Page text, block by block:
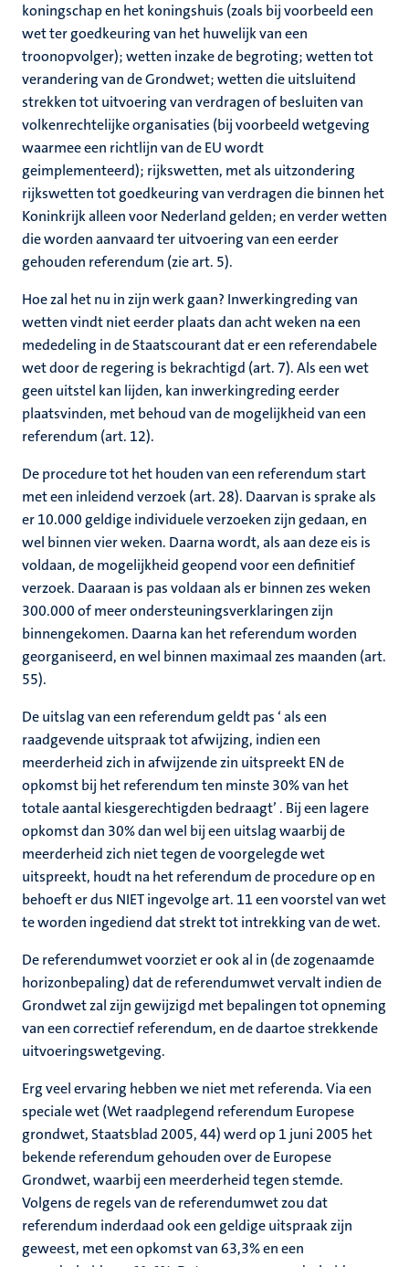
koningschap en het koningshuis (zoals bij voorbeeld een
wet ter goedkeuring van het huwelijk van een
troonopvolger); wetten inzake de begroting; wetten tot
verandering van de Grondwet; wetten die uitsluitend
strekken tot uitvoering van verdragen of besluiten van
volkenrechtelijke organisaties (bij voorbeeld wetgeving
waarmee een richtlijn van de EU wordt
geimplementeerd); rijkswetten, met als uitzondering
rijkswetten tot goedkeuring van verdragen die binnen het
Koninkrijk alleen voor Nederland gelden; en verder wetten
die worden aanvaard ter uitvoering van een eerder
gehouden referendum (zie art. 5).
Hoe zal het nu in zijn werk gaan? Inwerkingreding van
wetten vindt niet eerder plaats dan acht weken na een
mededeling in de Staatscourant dat er een referendabele
wet door de regering is bekrachtigd (art. 7). Als een wet
geen uitstel kan lijden, kan inwerkingreding eerder
plaatsvinden, met behoud van de mogelijkheid van een
referendum (art. 12).
De procedure tot het houden van een referendum start
met een inleidend verzoek (art. 28). Daarvan is sprake als
er 10.000 geldige individuele verzoeken zijn gedaan, en
wel binnen vier weken. Daarna wordt, als aan deze eis is
voldaan, de mogelijkheid geopend voor een definitief
verzoek. Daaraan is pas voldaan als er binnen zes weken
300.000 of meer ondersteuningsverklaringen zijn
binnengekomen. Daarna kan het referendum worden
georganiseerd, en wel binnen maximaal zes maanden (art.
55).
De uitslag van een referendum geldt pas ‘ als een
raadgevende uitspraak tot afwijzing, indien een
meerderheid zich in afwijzende zin uitspreekt EN de
opkomst bij het referendum ten minste 30% van het
totale aantal kiesgerechtigden bedraagt’ . Bij een lagere
opkomst dan 30% dan wel bij een uitslag waarbij de
meerderheid zich niet tegen de voorgelegde wet
uitspreekt, houdt na het referendum de procedure op en
behoeft er dus NIET ingevolge art. 11 een voorstel van wet
te worden ingediend dat strekt tot intrekking van de wet.
De referendumwet voorziet er ook al in (de zogenaamde
horizonbepaling) dat de referendumwet vervalt indien de
Grondwet zal zijn gewijzigd met bepalingen tot opneming
van een correctief referendum, en de daartoe strekkende
uitvoeringswetgeving.
Erg veel ervaring hebben we niet met referenda. Via een
speciale wet (Wet raadplegend referendum Europese
grondwet, Staatsblad 2005, 44) werd op 1 juni 2005 het
bekende referendum gehouden over de Europese
Grondwet, waarbij een meerderheid tegen stemde.
Volgens de regels van de referendumwet zou dat
referendum inderdaad ook een geldige uitspraak zijn
geweest, met een opkomst van 63,3% en een